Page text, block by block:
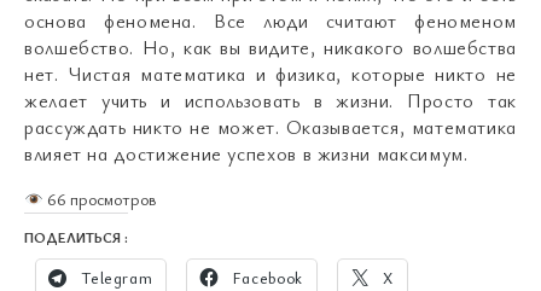
основа феномена. Все люди считают феноменом
волшебство. Но, как вы видите, никакого волшебства
нет. Чистая математика и физика, которые никто не
желает учить и использовать в жизни. Просто так
рассуждать никто не может. Оказывается, математика
влияет на достижение успехов в жизни максимум.
66 просмотров
ПОДЕЛИТЬСЯ :
Telegram Facebook X